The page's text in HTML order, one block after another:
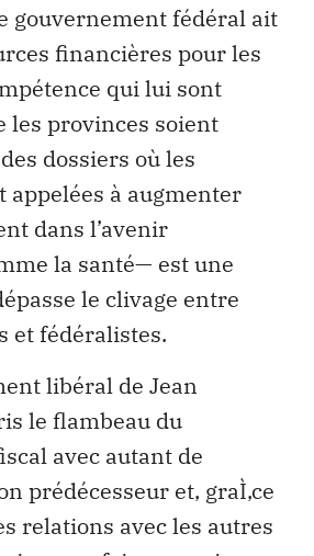
gouvernement fédéral ait
financières pour les
qui lui sont
les provinces soient
dossiers où les
appelées à augmenter
dans l’avenir
la santé— est une
le clivage entre
et fédéralistes.
libéral de Jean
le flambeau du
avec autant de
prédécesseur et, graÌ‚ce
relations avec les autres